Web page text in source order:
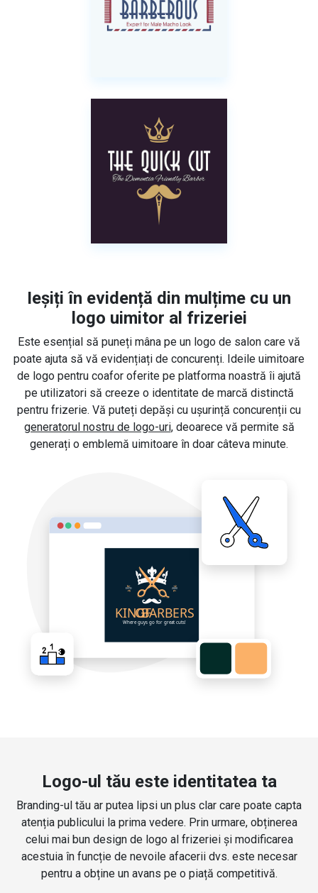
Ieșiți în evidență din mulțime cu un
logo uimitor al frizeriei
Este esențial să puneți mâna pe un logo de salon care vă
poate ajuta să vă evidențiați de concurenți. Ideile uimitoare
de logo pentru coafor oferite pe platforma noastră îi ajută
pe utilizatori să creeze o identitate de marcă distinctă
pentru frizerie. Vă puteți depăși cu ușurință concurenții cu
generatorul nostru de logo-uri, deoarece vă permite să
generați o emblemă uimitoare în doar câteva minute.
Logo-ul tău este identitatea ta
Branding-ul tău ar putea lipsi un plus clar care poate capta
atenția publicului la prima vedere. Prin urmare, obținerea
celui mai bun design de logo al frizeriei și modificarea
acestuia în funcție de nevoile afacerii dvs. este necesar
pentru a obține un avans pe o piață competitivă.